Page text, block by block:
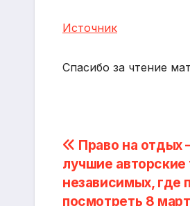
Источник
Спасибо за чтение
Навигация
по
Право на
лучшие
независимых, где
посмотреть 8